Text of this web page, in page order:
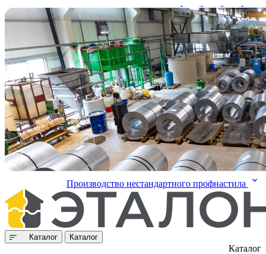
Производство нестандартного профнастила
Каталог Каталог
Каталог